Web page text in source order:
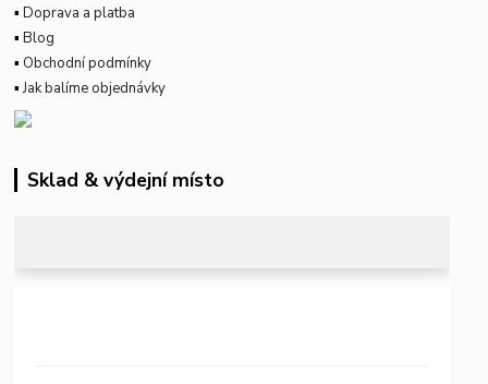
▪Doprava a platba
▪Blog
▪ Obchodní podmínky
▪Jak balíme objednávky
Sklad & výdejní místo